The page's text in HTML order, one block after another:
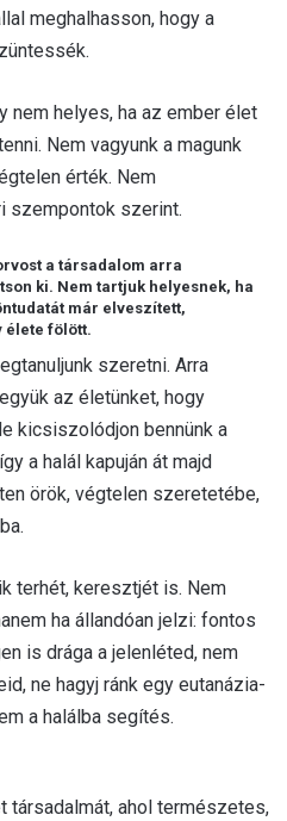
meghalhasson, hogy a
nem helyes, ha az ember élet
Nem vagyunk a magunk
érték. Nem
szempontok szerint.
a társadalom arra
ki. Nem tartjuk helyesnek, ha
már elveszített,
élete fölött.
szeretni. Arra
az életünket, hogy
kicsiszolódjon bennünk a
a halál kapuján át majd
örök, végtelen szeretetébe,
terhét, keresztjét is. Nem
ha állandóan jelzi: fontos
is drága a jelenléted, nem
ne hagyj ránk egy eutanázia-
a halálba segítés.
társadalmát, ahol természetes,